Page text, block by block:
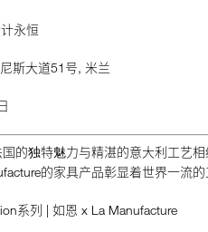
永恒
斯大道51号, 米兰
国的独特魅力与精湛的意大利工艺
的家具产品彰显着世界一流
系列 | 如恩 x La Manufacture